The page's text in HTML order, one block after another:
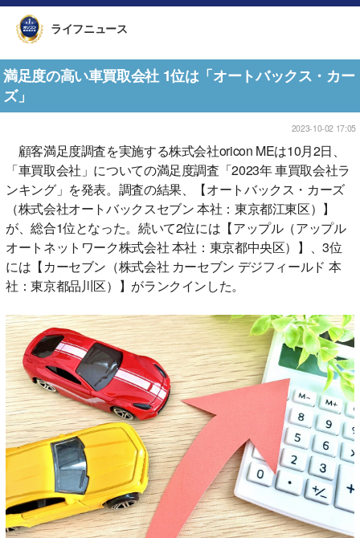
ライフニュース
満足度の高い車買取会社 1位は「オートバックス・カー
ズ」
2023-10-02 17:05
顧客満足度調査を実施する株式会社oricon MEは10月2日、
「車買取会社」についての満足度調査「2023年 車買取会社ラ
ンキング」を発表。調査の結果、【オートバックス・カーズ
（株式会社オートバックスセブン 本社：東京都江東区）】
が、総合1位となった。続いて2位には【アップル（アップル
オートネットワーク株式会社 本社：東京都中央区）】、3位
には【カーセブン（株式会社 カーセブン デジフィールド 本
社：東京都品川区）】がランクインした。